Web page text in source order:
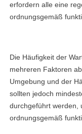
erfordern alle eine
ordnungsgemäß
Die Häufigkeit der
mehreren Faktoren
Umgebung und der
sollten jedoch
durchgeführt werden,
ordnungsgemäß